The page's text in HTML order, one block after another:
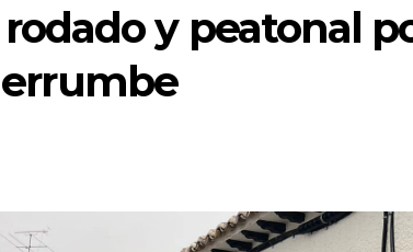
y peatonal